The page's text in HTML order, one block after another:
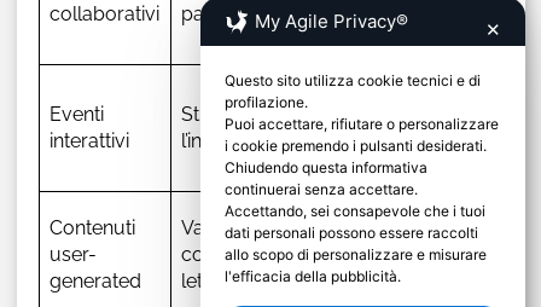
collaborativi
partecipazione
idee o contenuti
Eventi
interattivi
Stimolare
l’interazione
Organizzare
webinar,
sondaggi, o quiz
interattivi
Contenuti
user-
generated
Valorizzare il
contributo del
lettore
Concorsi di
scrittura,
fotografia, o altri
My Agile Privacy® ✕
Questo sito utilizza cookie tecnici e di
profilazione.
Puoi accettare, rifiutare o personalizzare
i cookie premendo i pulsanti desiderati.
Chiudendo questa informativa
continuerai senza accettare.
Accettando, sei consapevole che i tuoi
dati personali possono essere raccolti
allo scopo di personalizzare e misurare
l'efficacia della pubblicità.